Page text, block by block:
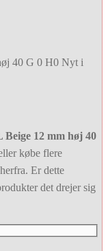
40 G 0 H0 Nyt i
12 mm høj 40
købe flere
Er dette
det drejer sig